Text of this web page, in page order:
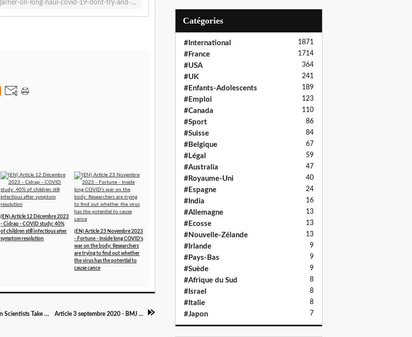
https://blogs.bmj.com/bmj/2020/09/04/paul-garner-on-long-haul-covid-19-dont-try-and-dominate-this-virus-accommodate-it/
(EN) Article 12 Décembre 2023
- Cidrap - COVID study: 40%
of children still infectious after
symptom resolution
(EN) Article 23 Novembre 2023
- Fortune - Inside long COVID's
war on the body: Researchers
are trying to find out whether
the virus has the potential to
cause cance
Article 3 septembre 2020 - Directorsblog.nih.gob. - Citizen Scientists Take on the Challenge of Long-Haul COVID-19 Article 3 septembre 2020 - BMJ - Living with covid-19
Catégories
#International 1871
#France 1714
#USA 364
#UK 241
#Enfants-Adolescents 189
#Emploi 123
#Canada 110
#Sport 86
#Suisse 84
#Belgique 67
#Légal 59
#Australia 47
#Royaume-Uni 40
#Espagne 24
#India 16
#Allemagne 13
#Ecosse 13
#Nouvelle-Zélande 13
#Irlande 9
#Pays-Bas 9
#Suède 9
#Afrique du Sud 8
#Israel 8
#Italie 8
#Japon 7